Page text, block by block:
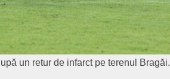
un retur de infarct pe terenul Bragăi.